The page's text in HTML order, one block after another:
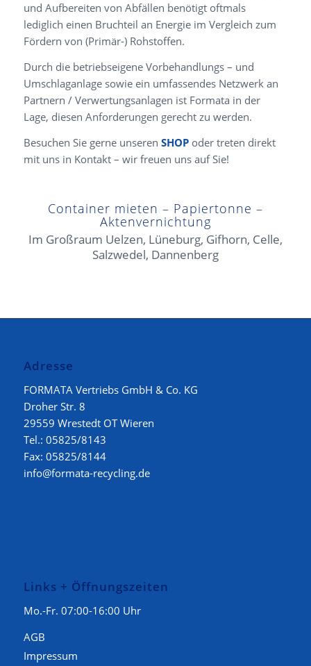
und Aufbereiten von Abfällen benötigt oftmals
lediglich einen Bruchteil an Energie im Vergleich zum
Fördern von (Primär-) Rohstoffen.
Durch die betriebseigene Vorbehandlungs – und
Umschlaganlage sowie ein umfassendes Netzwerk an
Partnern / Verwertungsanlagen ist Formata in der
Lage, diesen Anforderungen gerecht zu werden.
Besuchen Sie gerne unseren SHOP oder treten direkt
mit uns in Kontakt – wir freuen uns auf Sie!
Container mieten – Papiertonne –
Aktenvernichtung
Im Großraum Uelzen, Lüneburg, Gifhorn, Celle,
Salzwedel, Dannenberg
Adresse
FORMATA Vertriebs GmbH & Co. KG
Droher Str. 8
29559 Wrestedt OT Wieren
Tel.: 05825/8143
Fax: 05825/8144
info@formata-recycling.de
Links + Öffnungszeiten
Mo.-Fr. 07:00-16:00 Uhr
AGB
Impressum